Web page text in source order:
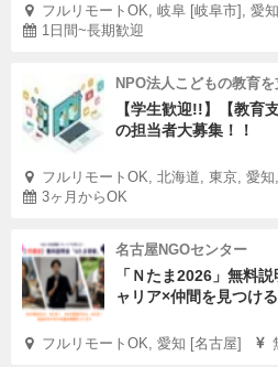
フルリモートOK, 岐阜 [岐阜市], 愛
1日間~長期歓迎
NPO法人こどもの教育
【学生歓迎!!】【教育
の担当者大募集！！
フルリモートOK, 北海道, 東京, 愛知
3ヶ月からOK
名古屋NGOセンター
「Ｎたま2026」無料
ャリア×仲間を見つける
フルリモートOK, 愛知 [名古屋]